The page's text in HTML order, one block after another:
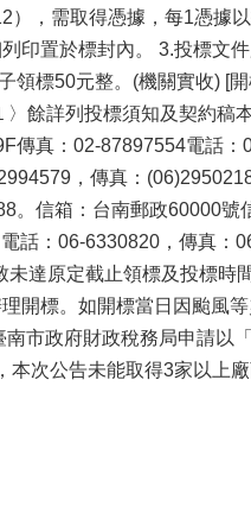
，需取得憑據，每1憑據
印置於標封內。 3.投標文
標50元整。(機關實收) [
餘詳列投標須知及契約稿
傳真：02-87897554電話
，傳真：
。信箱：台南郵政60000號
話：06-6330820，傳真：
達原定截止領標及投標時
開標。如開標當日因颱風
市政府財政稅務局申請以
次公告未能取得3家以上